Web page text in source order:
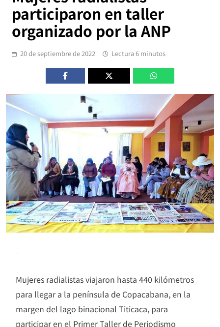
participaron en taller
organizado por la ANP
20 de septiembre de 2022 Lectura 6 minutos
–
Mujeres radialistas viajaron hasta 440 kilómetros
para llegar a la península de Copacabana, en la
margen del lago binacional Titicaca, para
participar en el Primer Taller de Periodismo